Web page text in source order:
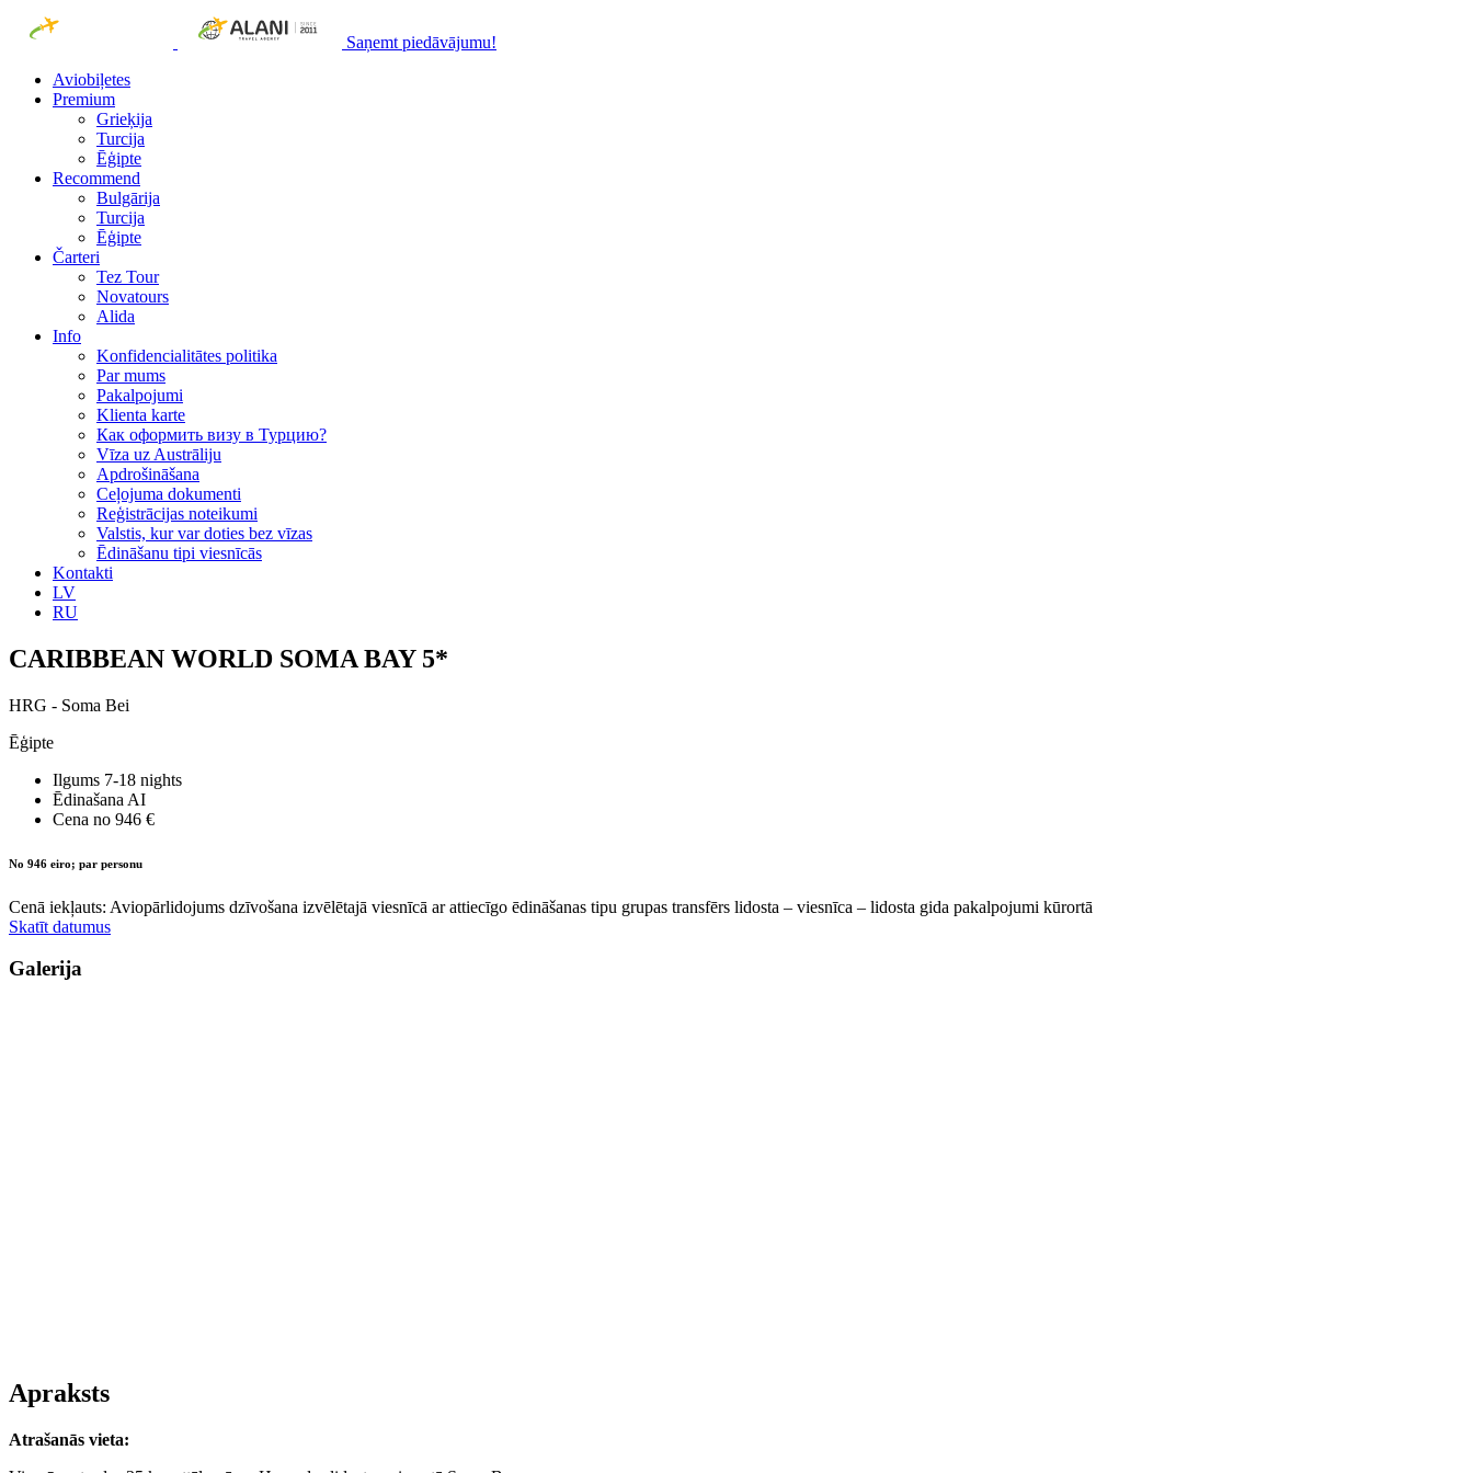
Saņemt piedāvājumu!
Aviobiļetes
Premium
Grieķija
Turcija
Ēģipte
Recommend
Bulgārija
Turcija
Ēģipte
Čarteri
Tez Tour
Novatours
Alida
Info
Konfidencialitātes politika
Par mums
Рakalpojumi
Klienta karte
Как оформить визу в Турцию?
Vīza uz Austrāliju
Apdrošināšana
Ceļojuma dokumenti
Reģistrācijas noteikumi
Valstis, kur var doties bez vīzas
Ēdināšanu tipi viesnīcās
Kontakti
LV
RU
CARIBBEAN WORLD SOMA BAY 5*
HRG - Soma Bei
Ēģipte
Ilgums 7-18 nights
Ēdinašana AI
Cena no 946 €
No 946 eiro; par personu
Cenā iekļauts: Aviopārlidojums dzīvošana izvēlētajā viesnīcā ar attiecīgo ēdināšanas tipu grupas transfērs lidosta – viesnīca – lidosta gida pakalpojumi kūrortā
Skatīt datumus
Galerija
Apraksts
Atrašanās vieta: